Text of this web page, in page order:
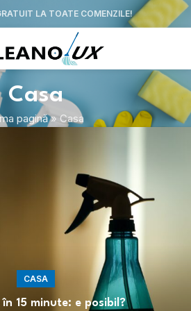
LA TOATE COMENZILE!
Casa
pagină» Casa
CASA
15 minute: e posibil?